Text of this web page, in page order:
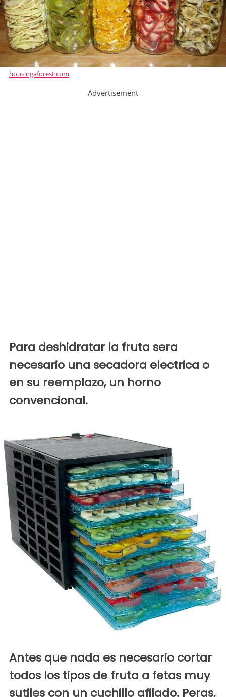
housingaforest.com
Advertisement
Para deshidratar la fruta sera
necesario una secadora electrica o
en su reemplazo, un horno
convencional.
Antes que nada es necesario cortar
todos los tipos de fruta a fetas muy
sutiles con un cuchillo afilado. Peras,